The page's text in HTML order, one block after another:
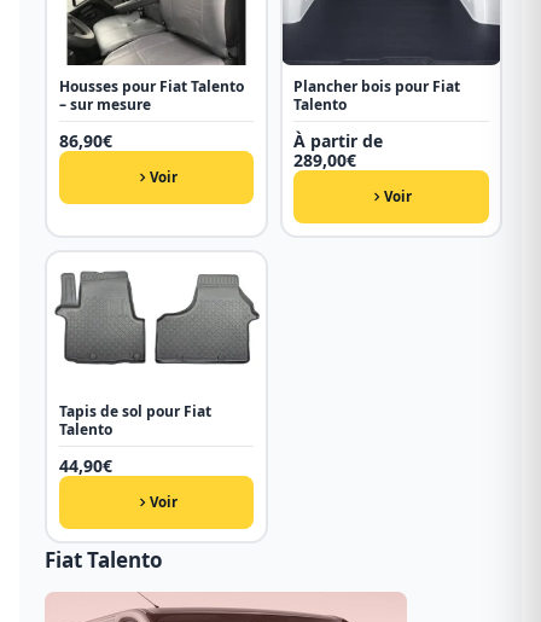
Housses pour Fiat Talento
– sur mesure
86,90€
Voir
Plancher bois pour Fiat
Talento
À partir de
289,00€
Voir
Tapis de sol pour Fiat
Talento
44,90€
Voir
Fiat Talento